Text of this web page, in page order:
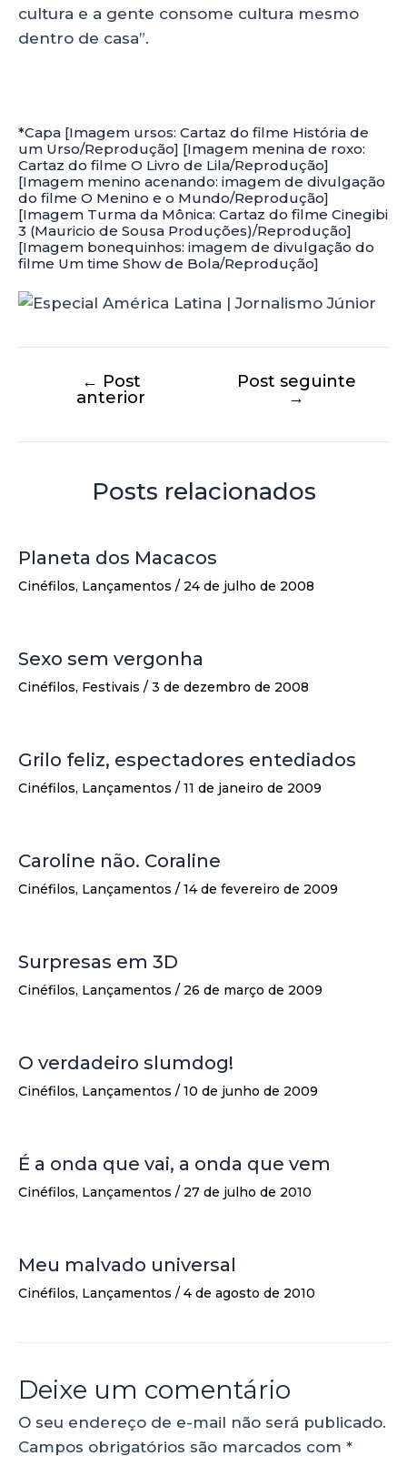
cultura e a gente consome cultura mesmo
dentro de casa”.
*Capa [Imagem ursos: Cartaz do filme História de
um Urso/Reprodução] [Imagem menina de roxo:
Cartaz do filme O Livro de Lila/Reprodução]
[Imagem menino acenando: imagem de divulgação
do filme O Menino e o Mundo/Reprodução]
[Imagem Turma da Mônica: Cartaz do filme Cinegibi
3 (Mauricio de Sousa Produções)/Reprodução]
[Imagem bonequinhos: imagem de divulgação do
filme Um time Show de Bola/Reprodução]
← Post
anterior
Post seguinte
→
Posts relacionados
Planeta dos Macacos
Cinéfilos, Lançamentos / 24 de julho de 2008
Sexo sem vergonha
Cinéfilos, Festivais / 3 de dezembro de 2008
Grilo feliz, espectadores entediados
Cinéfilos, Lançamentos / 11 de janeiro de 2009
Caroline não. Coraline
Cinéfilos, Lançamentos / 14 de fevereiro de 2009
Surpresas em 3D
Cinéfilos, Lançamentos / 26 de março de 2009
O verdadeiro slumdog!
Cinéfilos, Lançamentos / 10 de junho de 2009
É a onda que vai, a onda que vem
Cinéfilos, Lançamentos / 27 de julho de 2010
Meu malvado universal
Cinéfilos, Lançamentos / 4 de agosto de 2010
Deixe um comentário
O seu endereço de e-mail não será publicado.
Campos obrigatórios são marcados com *